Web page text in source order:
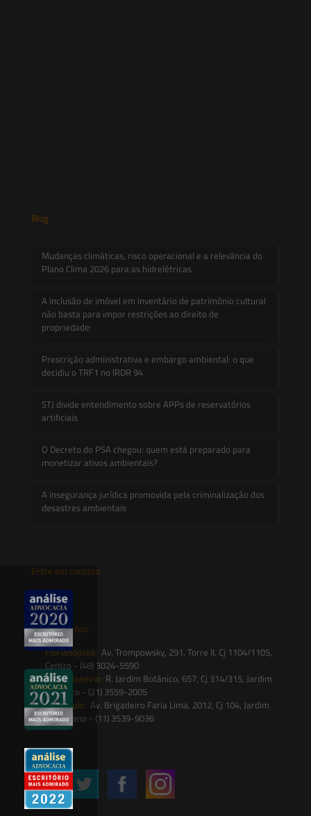
Blog
Mudanças climáticas, risco operacional e a relevância do
Plano Clima 2026 para as hidrelétricas
A inclusão de imóvel em inventário de patrimônio cultural
não basta para impor restrições ao direito de
propriedade:
Prescrição administrativa e embargo ambiental: o que
decidiu o TRF1 no IRDR 94
STJ divide entendimento sobre APPs de reservatórios
artificiais
O Decreto do PSA chegou: quem está preparado para
monetizar ativos ambientais?
A insegurança jurídica promovida pela criminalização dos
desastres ambientais
Entre em contato
contato@saesadvogados.com.br
Onde estamos
Florianópolis: Av. Trompowsky, 291, Torre II, Cj 1104/1105,
Centro - (48) 3024-5590
Rio de Janeiro: R. Jardim Botânico, 657, Cj 314/315, Jardim
Botânico - (21) 3559-2005
São Paulo: Av. Brigadeiro Faria Lima, 2012, Cj 104, Jardim
Paulistano - (11) 3539-9036
Siga-nos